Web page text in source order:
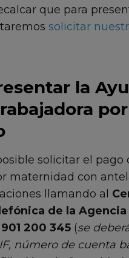
que para
solicitar
la
por
solicitar el pago
maternidad con
llamando al
de la Agencia
200 345 (se
número de cuenta